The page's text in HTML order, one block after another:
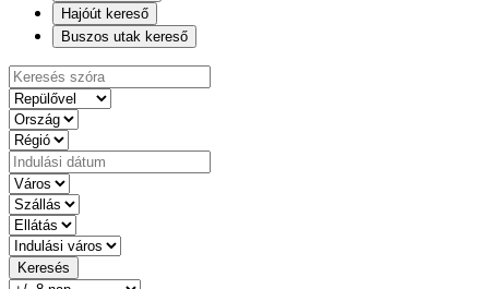
Hajóút kereső
Buszos utak kereső
Keresés